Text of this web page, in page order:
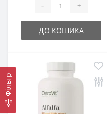
Фільтр
- +
ДО КОШИКА